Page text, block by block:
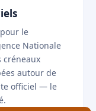
le
Nationale
créneaux
autour de
officiel — le